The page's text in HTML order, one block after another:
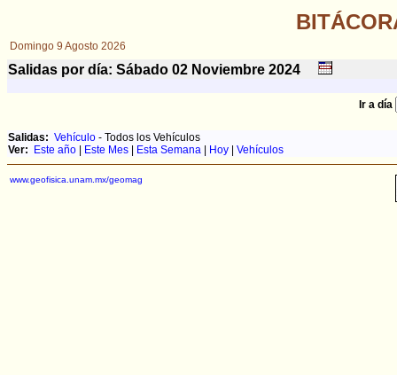
Domingo 9 Agosto 2026
Salidas por día: Sábado 02 Noviembre 2024
Ir a día
Salidas: Vehículo - Todos los Vehículos
Ver:
Este año Este Mes Esta Semana Hoy Vehículos
www.geofisica.unam.mx/geomag